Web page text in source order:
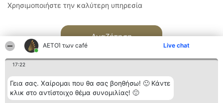
ΑΕΤΟΊ των café Live chat
17:22
Γεια σας. Χαίρομαι που θα σας βοηθήσω! 🙂 Κάντε
κλικ στο αντίστοιχο θέμα συνομιλίας! 🙂
Χρησιμοποιήστε την καλύτερη υπηρεσία
Αναζήτηση